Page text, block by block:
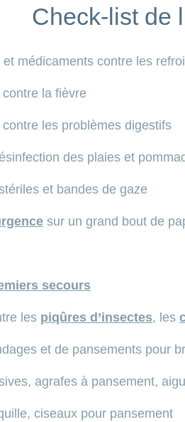
Check-list de
médicaments contre les
la fièvre
les problèmes digestifs
des plaies et
et bandes de gaze
sur un grand bout de
secours
les piqûres d’insectes, les
et de pansements pour
agrafes à pansement,
ciseaux pour pansement